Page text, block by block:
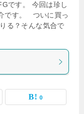
です。 今回は珍し
です。 ついに買っ
る？そんな気合で
0